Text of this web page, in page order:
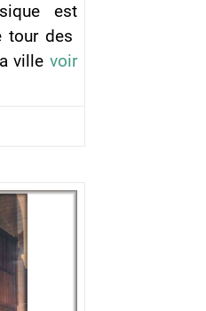
est
tour des
villevoir